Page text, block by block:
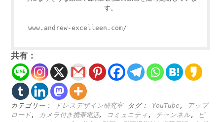
す。
www.andrew-excelleen.com/
共有：
カテゴリー： ドレスデザイン研究室 タグ： YouTube ,
アップ
ロード, カメラ付き携帯電話, コミュニティ , チャンネル,
ビ